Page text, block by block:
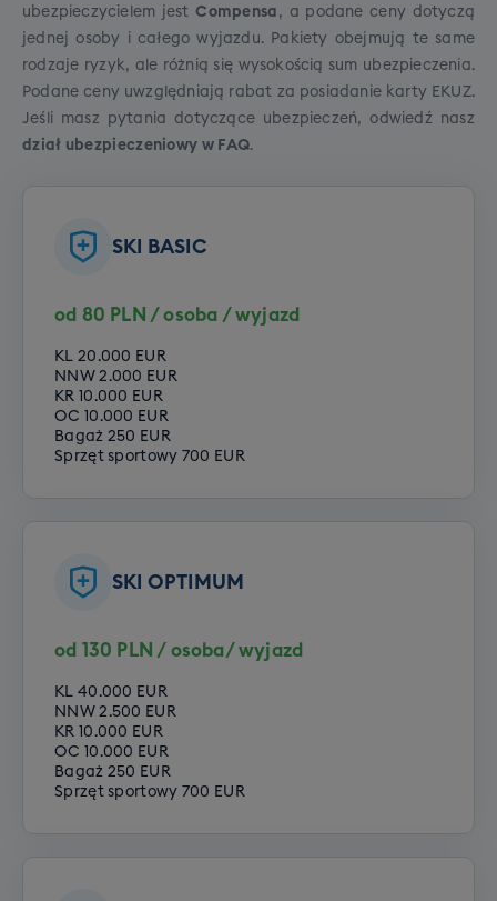
Cena grupowego szkolenia snowboardowego to
790 zł.
Cena grupowego szkolenia
snowboardowego to 790 zł. Rezerwując
wyjazd zadeklaruj jeden z poniższych
Poziom zero
Poziom zaawansowany
ubezpieczycielem jestCompensa , a podane ceny dotyczą
jednej osoby i całego wyjazdu. Pakiety obejmują te same
rodzaje ryzyk, ale różnią się wysokością sum ubezpieczenia.
Podane ceny uwzględniają rabat za posiadanie karty EKUZ.
Jeśli masz pytania dotyczące ubezpieczeń, odwiedź nasz
dział ubezpieczeniowy w FAQ.
SKI BASIC
od 80 PLN / osoba / wyjazd
KL 20.000 EUR
NNW 2.000 EUR
KR 10.000 EUR
OC 10.000 EUR
Bagaż 250 EUR
Sprzęt sportowy 700 EUR
SKI OPTIMUM
od 130 PLN / osoba/ wyjazd
KL 40.000 EUR
NNW 2.500 EUR
KR 10.000 EUR
OC 10.000 EUR
Bagaż 250 EUR
Sprzęt sportowy 700 EUR